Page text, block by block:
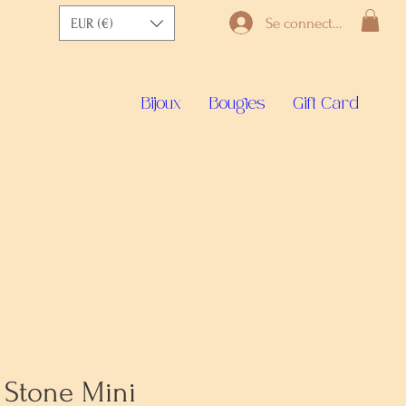
EUR (€) Se connecter
Bijoux Bougies Gift Card
Mini